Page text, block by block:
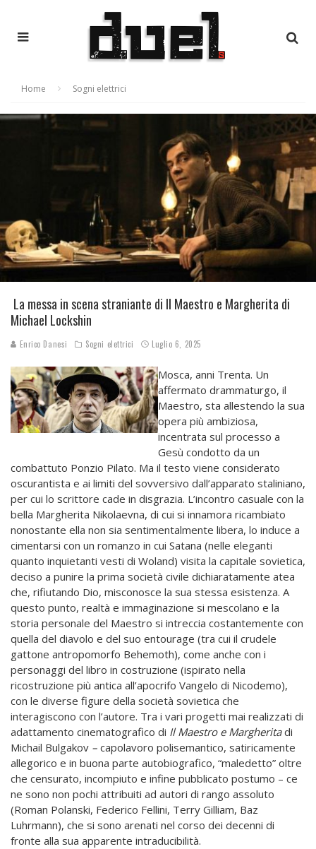
Home Sogni elettrici
La messa in scena straniante di Il Maestro e Margherita di
Michael Lockshin
Enrico Danesi Sogni elettrici Luglio 6, 2025
Mosca, anni Trenta. Un
affermato drammaturgo, il
Maestro, sta allestendo la sua
opera più ambiziosa,
incentrata sul processo a
Gesù condotto da un
combattuto Ponzio Pilato. Ma il testo viene considerato
oscurantista e ai limiti del sovversivo dall’apparato staliniano,
per cui lo scrittore cade in disgrazia. L’incontro casuale con la
bella Margherita Nikolaevna, di cui si innamora ricambiato
nonostante ella non sia sentimentalmente libera, lo induce a
cimentarsi con un romanzo in cui Satana (nelle eleganti
quanto inquietanti vesti di Woland) visita la capitale sovietica,
deciso a punire la prima società civile dichiaratamente atea
che, rifiutando Dio, misconosce la sua stessa esistenza. A
questo punto, realtà e immaginazione si mescolano e la
storia personale del Maestro si intreccia costantemente con
quella del diavolo e del suo entourage (tra cui il crudele
gattone antropomorfo Behemoth), come anche con i
personaggi del libro in costruzione (ispirato nella
ricostruzione più antica all’apocrifo Vangelo di Nicodemo),
con le diverse figure della società sovietica che
interagiscono con l’autore. Tra i vari progetti mai realizzati di
adattamento cinematografico di Il Maestro e Margheritadi
Michail Bulgakov – capolavoro polisemantico, satiricamente
allegorico e in buona parte autobiografico, “maledetto” oltre
che censurato, incompiuto e infine pubblicato postumo – ce
ne sono non pochi attribuiti ad autori di rango assoluto
(Roman Polanski, Federico Fellini, Terry Gilliam, Baz
Luhrmann), che si sono arenati nel corso dei decenni di
fronte alla sua apparente intraducibilità.